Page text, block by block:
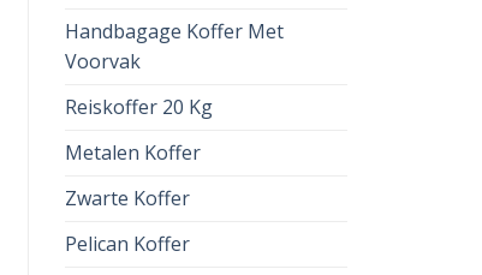
Handbagage Koffer Met
Voorvak
Reiskoffer 20 Kg
Metalen Koffer
Zwarte Koffer
Pelican Koffer